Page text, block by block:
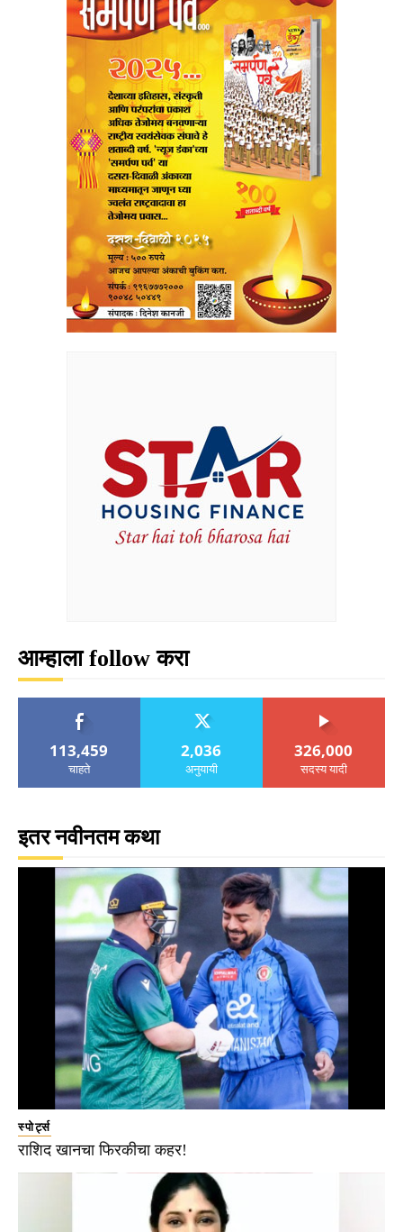
आम्हाला follow करा
113,459
चाहते
2,036
अनुयायी
326,000
सदस्य यादी
इतर नवीनतम कथा
स्पोर्ट्स
राशिद खानचा फिरकीचा कहर!